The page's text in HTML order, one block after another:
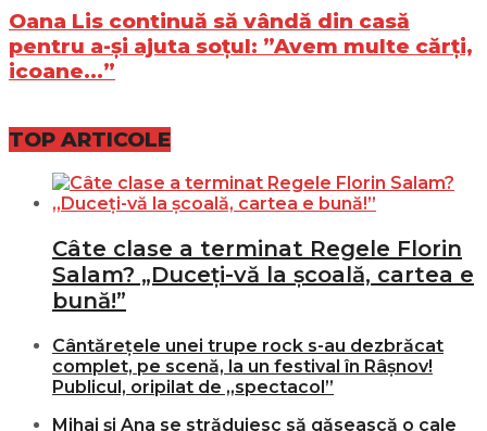
Oana Lis continuă să vândă din casă
pentru a-și ajuta soțul: ”Avem multe cărți,
icoane…”
TOP ARTICOLE
Câte clase a terminat Regele Florin
Salam? „Duceți-vă la școală, cartea e
bună!”
Cântărețele unei trupe rock s-au dezbrăcat
complet, pe scenă, la un festival în Râșnov!
Publicul, oripilat de „spectacol”
Mihai și Ana se străduiesc să găsească o cale